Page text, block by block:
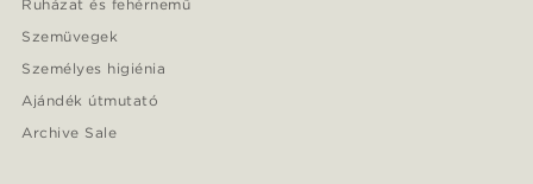
Ruházat és fehérnemű
Szemüvegek
Személyes higiénia
Ajándék útmutató
Archive Sale